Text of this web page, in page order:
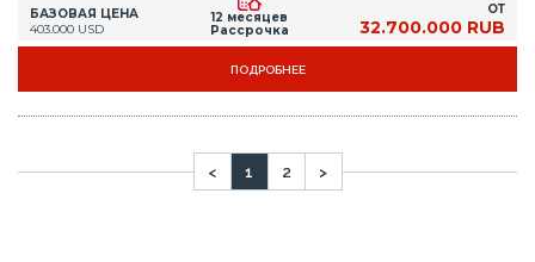
БАЗОВАЯ ЦЕНА
403.000 USD
12 месяцев
Рассрочка
ОТ
32.700.000 RUB
ПОДРОБНЕЕ
< 1 2 >